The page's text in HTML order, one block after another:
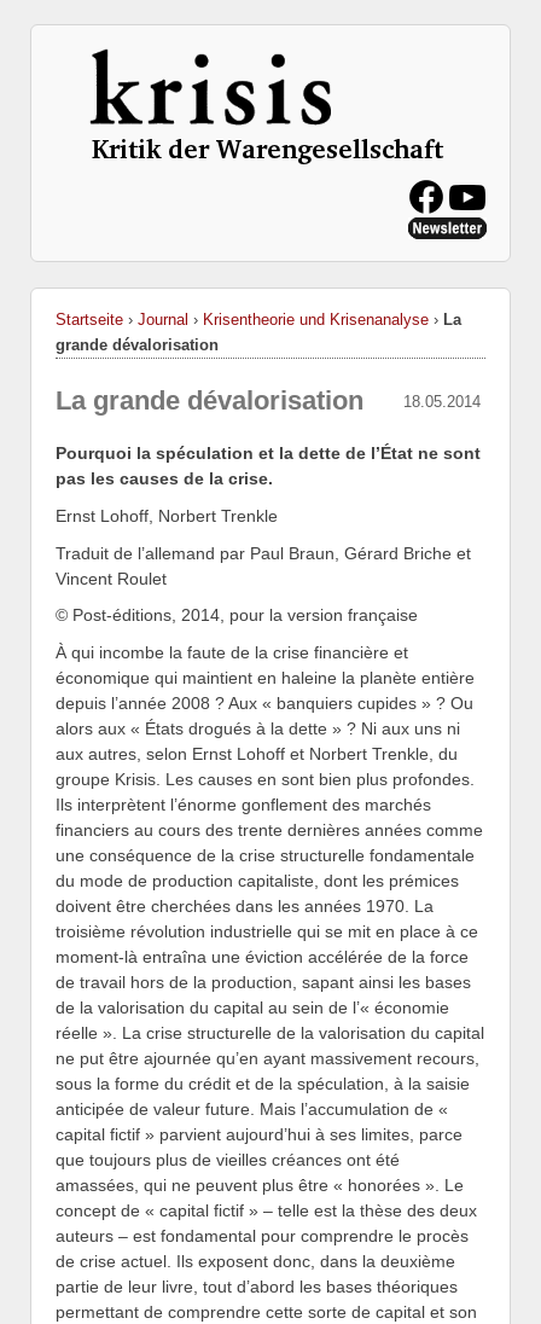
Startseite › Journal › Krisentheorie und Krisenanalyse › La
grande dévalorisation
18.05.2014
La grande dévalorisation
Pourquoi la spéculation et la dette de l’État ne sont
pas les causes de la crise.
Ernst Lohoff, Norbert Trenkle
Traduit de l’allemand par Paul Braun, Gérard Briche et
Vincent Roulet
© Post-éditions, 2014, pour la version française
À qui incombe la faute de la crise financière et
économique qui maintient en haleine la planète entière
depuis l’année 2008 ? Aux « banquiers cupides » ? Ou
alors aux « États drogués à la dette » ? Ni aux uns ni
aux autres, selon Ernst Lohoff et Norbert Trenkle, du
groupe Krisis. Les causes en sont bien plus profondes.
Ils interprètent l’énorme gonflement des marchés
financiers au cours des trente dernières années comme
une conséquence de la crise structurelle fondamentale
du mode de production capitaliste, dont les prémices
doivent être cherchées dans les années 1970. La
troisième révolution industrielle qui se mit en place à ce
moment-là entraîna une éviction accélérée de la force
de travail hors de la production, sapant ainsi les bases
de la valorisation du capital au sein de l’« économie
réelle ». La crise structurelle de la valorisation du capital
ne put être ajournée qu’en ayant massivement recours,
sous la forme du crédit et de la spéculation, à la saisie
anticipée de valeur future. Mais l’accumulation de «
capital fictif » parvient aujourd’hui à ses limites, parce
que toujours plus de vieilles créances ont été
amassées, qui ne peuvent plus être « honorées ». Le
concept de « capital fictif » – telle est la thèse des deux
auteurs – est fondamental pour comprendre le procès
de crise actuel. Ils exposent donc, dans la deuxième
partie de leur livre, tout d’abord les bases théoriques
permettant de comprendre cette sorte de capital et son